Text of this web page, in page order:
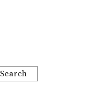
Search